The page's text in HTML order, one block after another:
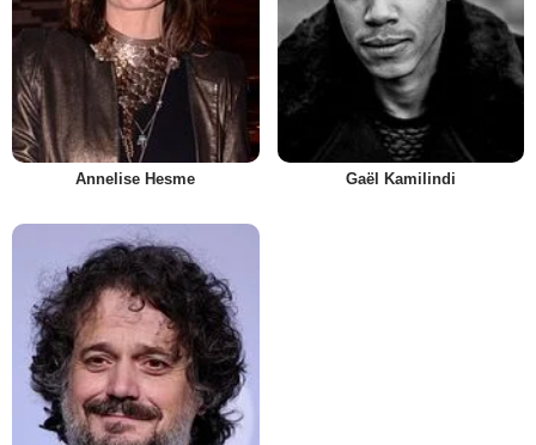
Annelise Hesme Gaël Kamilindi